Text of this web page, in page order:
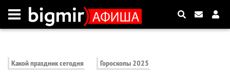
Какой праздник сегодня Гороскопы 2025